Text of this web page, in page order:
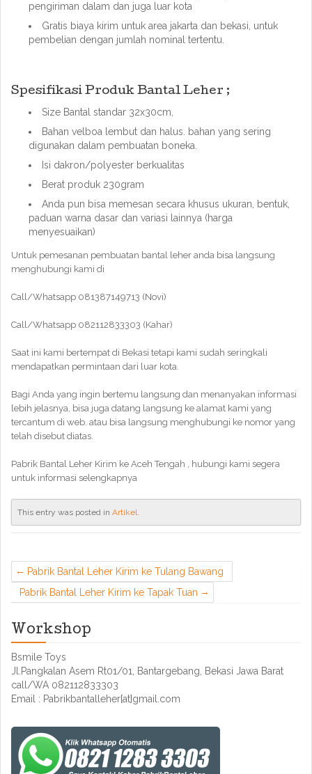
pengiriman dalam dan juga luar kota
Gratis biaya kirim untuk area jakarta dan bekasi, untuk
pembelian dengan jumlah nominal tertentu.
Spesifikasi Produk Bantal Leher ;
Size Bantal standar 32x30cm,
Bahan velboa lembut dan halus. bahan yang sering
digunakan dalam pembuatan boneka.
Isi dakron/polyester berkualitas
Berat produk 230gram
Anda pun bisa memesan secara khusus ukuran, bentuk,
paduan warna dasar dan variasi lainnya (harga
menyesuaikan)
Untuk pemesanan pembuatan bantal leher anda bisa langsung
menghubungi kami di
Call/Whatsapp 081387149713 (Novi)
Call/Whatsapp 082112833303 (Kahar)
Saat ini kami bertempat di Bekasi tetapi kami sudah seringkali
mendapatkan permintaan dari luar kota.
Bagi Anda yang ingin bertemu langsung dan menanyakan informasi
lebih jelasnya, bisa juga datang langsung ke alamat kami yang
tercantum di web. atau bisa langsung menghubungi ke nomor yang
telah disebut diatas.
Pabrik Bantal Leher Kirim ke Aceh Tengah , hubungi kami segera
untuk informasi selengkapnya
This entry was posted in Artikel.
Pabrik Bantal Leher Kirim ke Tulang Bawang
Pabrik Bantal Leher Kirim ke Tapak Tuan
Workshop
Bsmile Toys
Jl.Pangkalan Asem Rt01/01, Bantargebang, Bekasi Jawa Barat
call/WA 082112833303
Email : Pabrikbantalleher[at]gmail.com